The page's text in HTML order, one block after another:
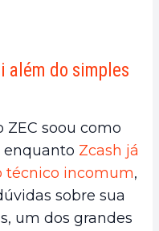
além do simples
ZEC soou como
enquanto Zcash já
técnico incomum,
sobre sua
um dos grandes